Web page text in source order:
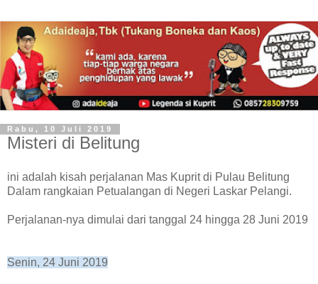
Rabu, 10 Juli 2019
Misteri di Belitung
ini adalah kisah perjalanan Mas Kuprit di Pulau Belitung
Dalam rangkaian Petualangan di Negeri Laskar Pelangi.
Perjalanan-nya dimulai dari tanggal 24 hingga 28 Juni 2019
Senin, 24 Juni 2019